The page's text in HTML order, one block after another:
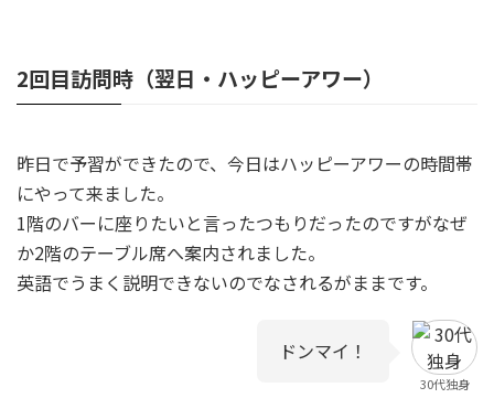
2回目訪問時（翌日・ハッピーアワー）
昨日で予習ができたので、今日はハッピーアワーの時間帯
にやって来ました。
1階のバーに座りたいと言ったつもりだったのですがなぜ
か2階のテーブル席へ案内されました。
英語でうまく説明できないのでなされるがままです。
ドンマイ！
30代独身